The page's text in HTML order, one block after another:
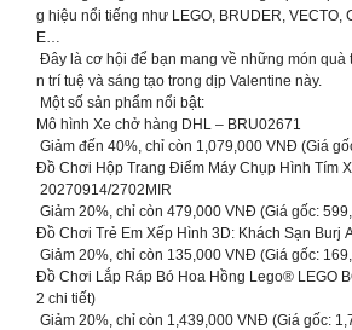
g hiệu nổi tiếng như LEGO, BRUDER, VECTO,
E…
Đây là cơ hội để bạn mang về những món quà
n trí tuệ và sáng tạo trong dịp Valentine này.
Một số sản phẩm nổi bật:
Mô hình Xe chở hàng DHL – BRU02671
Giảm đến 40%, chỉ còn 1,079,000 VNĐ (Giá
Đồ Chơi Hộp Trang Điểm Máy Chụp Hình Tím
20270914/2702MIR
Giảm 20%, chỉ còn 479,000 VNĐ (Giá gốc:
Đồ Chơi Trẻ Em Xếp Hình 3D: Khách Sạn Burj
Giảm 20%, chỉ còn 135,000 VNĐ (Giá gốc:
Đồ Chơi Lắp Ráp Bó Hoa Hồng Lego® LEGO
2 chi tiết)
Giảm 20%, chỉ còn 1,439,000 VNĐ (Giá gốc: